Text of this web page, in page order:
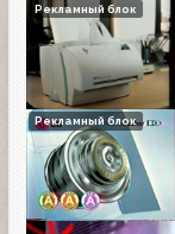
Рекламный блок
Рекламный блок